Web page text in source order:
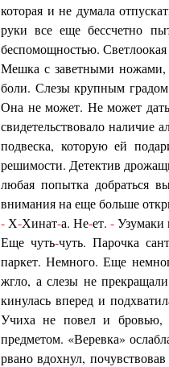
которая и не думала
руки все еще бессчетно
беспомощностью. Светлоокая
Мешка с заветными
боли. Слезы крупным градом
Она не может. Не может дать
свидетельствовало наличие
подвеска, которую ей
решимости. Детектив
любая попытка добраться
внимания на еще больше
- Х-Хинат-а. Не-ет. -Узумаки
Еще чуть-чуть. Парочка
паркет. Немного. Еще
жгло, а слезы не
кинулась вперед и
Учиха не повел и бровью,
предметом. «Веревка»
рвано вдохнул,